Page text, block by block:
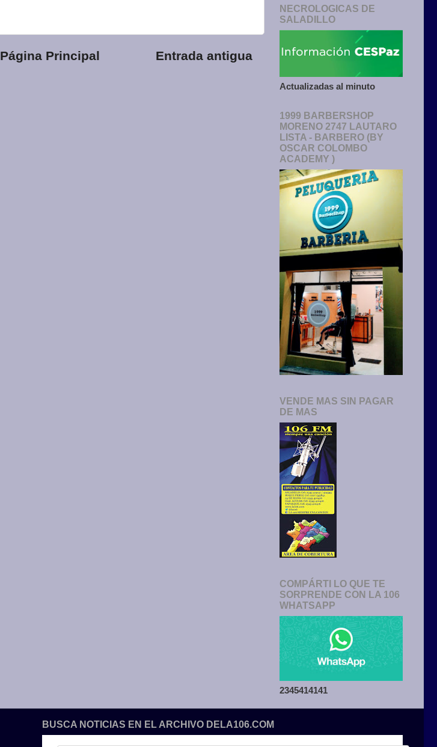
Entrada antigua
Página Principal
NECROLOGICAS DE
SALADILLO
Actualizadas al minuto
1999 BARBERSHOP
MORENO 2747 LAUTARO
LISTA - BARBERO (BY
OSCAR COLOMBO
ACADEMY )
VENDE MAS SIN PAGAR
DE MAS
COMPÁRTI LO QUE TE
SORPRENDE CON LA 106
WHATSAPP
2345414141
BUSCA NOTICIAS EN EL ARCHIVO DELA106.COM